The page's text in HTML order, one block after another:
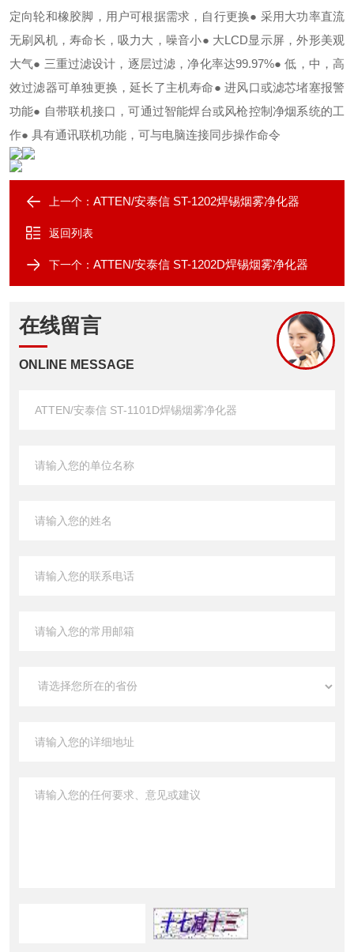
定向轮和橡胶脚，用户可根据需求，自行更换● 采用大功率直流
无刷风机，寿命长，吸力大，噪音小● 大LCD显示屏，外形美观
大气● 三重过滤设计，逐层过滤，净化率达99.97%● 低，中，高
效过滤器可单独更换，延长了主机寿命● 进风口或滤芯堵塞报警
功能● 自带联机接口，可通过智能焊台或风枪控制净烟系统的工
作● 具有通讯联机功能，可与电脑连接同步操作命令
上一个： ATTEN/安泰信 ST-1202焊锡烟雾净化器
返回列表
下一个： ATTEN/安泰信 ST-1202D焊锡烟雾净化器
在线留言
ONLINE MESSAGE